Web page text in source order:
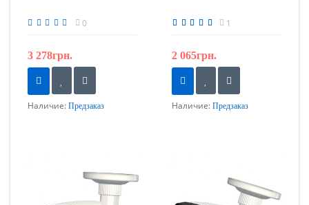
0
3 278грн.
Наличие: Предзаказ
1
2 065грн.
Наличие: Предзаказ